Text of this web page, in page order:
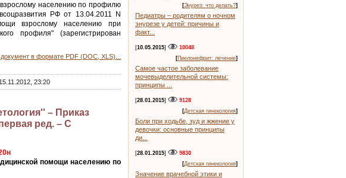
населению по профилю
РФ от 13.04.2011 N
взрослому населению при
профиля" (зарегистрирован
в формате PDF (DOC, XLS)...
15.11.2012, 23:20
– Приказ
ред. – С
помощи населению по
[Энурез: что делать?]
Педиатры – родителям о ночном
энурезе у детей: причины и
факт...
[10.05.2015]
10048
[Пиелонефрит: лечение]
Самое частое заболевание
мочевыделительной системы:
принципы ...
[28.01.2015]
9128
[Детская гинекология]
Боли при ходьбе, зуд и жжение у
девочки: основные принципы
ди...
[28.01.2015]
9830
[Детская гинекология]
Значение врачебной этики и